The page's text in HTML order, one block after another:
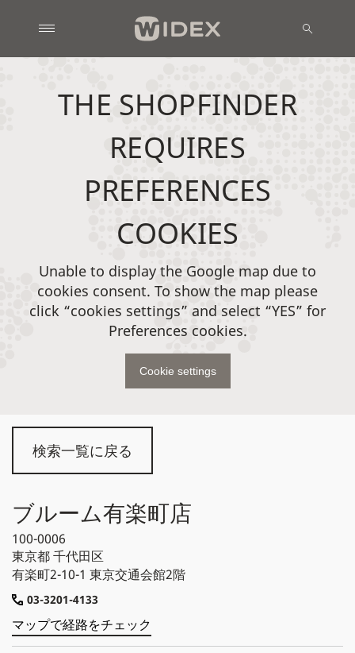
検索一覧に戻る
ブルーム有楽町店
100-0006
東京都千代田区
有楽町2-10-1 東京交通会館2階
03-3201-4133
マップで経路をチェック
THE SHOPFINDER
REQUIRES
PREFERENCES
COOKIES
Unable to display the Google map due to
cookies consent. To show the map please
click “cookies settings” and select “YES” for
Preferences cookies.
Cookie settings